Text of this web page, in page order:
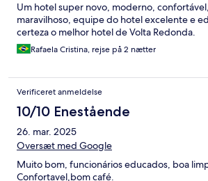
Um hotel super novo, moderno,
maravilhoso, equipe do hotel excelente e
certeza o melhor hotel de Volta Redonda.
Rafaela Cristina, rejse på 2 nætter
Verificeret anmeldelse
10/10 Enestående
26. mar. 2025
Oversæt med Google
Muito bom, funcionários educados, boa
Confortavel,bom café.